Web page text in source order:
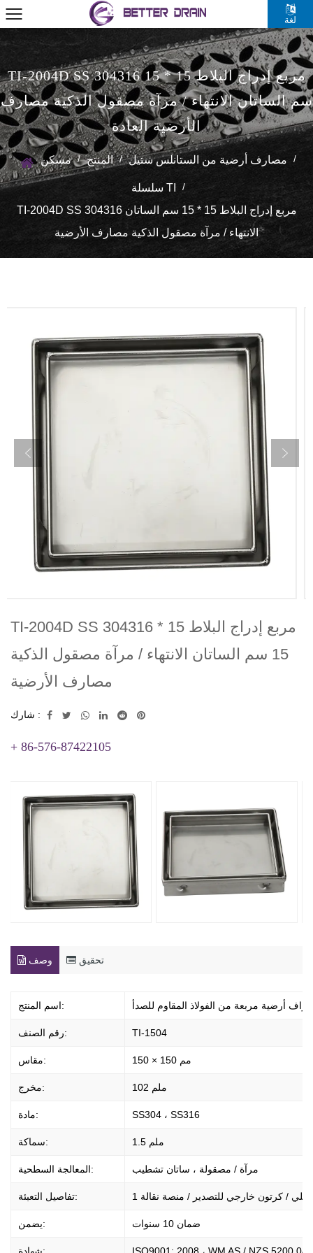
لغة
TI-2004D SS 304316 مربع إدراج البلاط 15 * 15
سم الساتان الانتهاء / مرآة مصقول الذكية مصارف
الأرضية العادة
مسكن / المنتج / مصارف أرضية من الستانلس ستيل /
سلسلة TI /
TI-2004D SS 304316 مربع إدراج البلاط 15 * 15 سم الساتان
الانتهاء / مرآة مصقول الذكية مصارف الأرضية
TI-2004D SS 304316 مربع إدراج البلاط 15 *
15 سم الساتان الانتهاء / مرآة مصقول الذكية
مصارف الأرضية
شارك :
+ 86-576-87422105
وصف تحقيق
اسم المنتج: أرضية مربعة من الفولاذ المقاوم للصدأ
رقم الصنف: TI-1504
مقاس: 150 × 150 مم
مخرج: 102 ملم
مادة: SS304 ، SS316
سماكة: 1.5 ملم
المعالجة السطحية: مرآة / مصقولة ، ساتان تشطيب
تفاصيل التعبئة: / كرتون خارجي للتصدير / منصة نقالة
يضمن: ضمان 10 سنوات